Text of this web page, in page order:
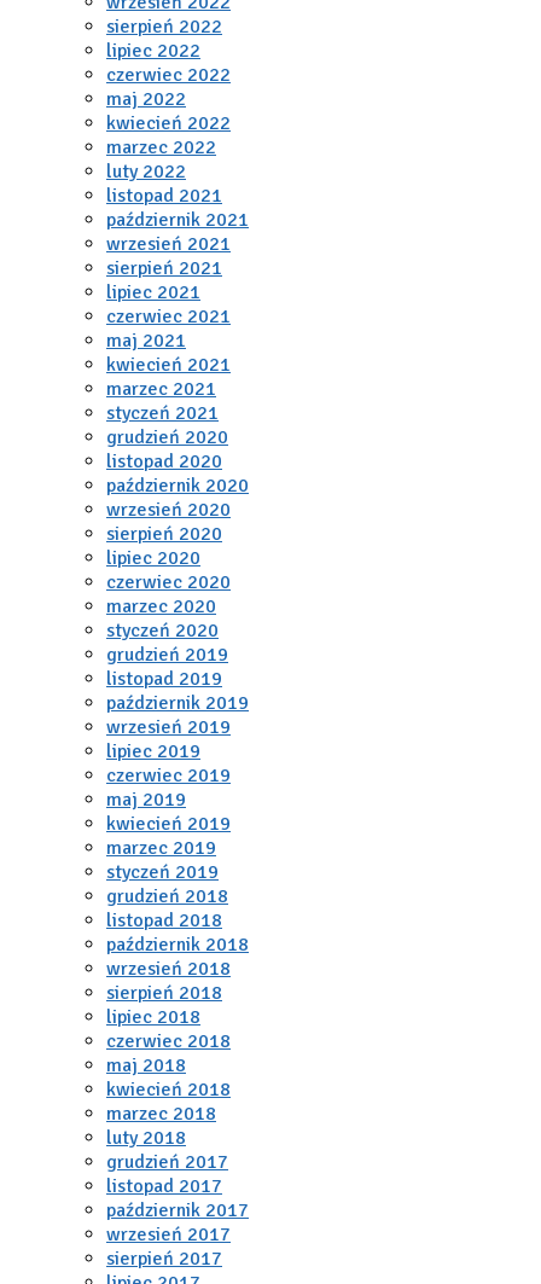
sierpień 2022
lipiec 2022
czerwiec 2022
maj 2022
kwiecień 2022
marzec 2022
luty 2022
listopad 2021
październik 2021
wrzesień 2021
sierpień 2021
lipiec 2021
czerwiec 2021
maj 2021
kwiecień 2021
marzec 2021
styczeń 2021
grudzień 2020
listopad 2020
październik 2020
wrzesień 2020
sierpień 2020
lipiec 2020
czerwiec 2020
marzec 2020
styczeń 2020
grudzień 2019
listopad 2019
październik 2019
wrzesień 2019
lipiec 2019
czerwiec 2019
maj 2019
kwiecień 2019
marzec 2019
styczeń 2019
grudzień 2018
listopad 2018
październik 2018
wrzesień 2018
sierpień 2018
lipiec 2018
czerwiec 2018
maj 2018
kwiecień 2018
marzec 2018
luty 2018
grudzień 2017
listopad 2017
październik 2017
wrzesień 2017
sierpień 2017